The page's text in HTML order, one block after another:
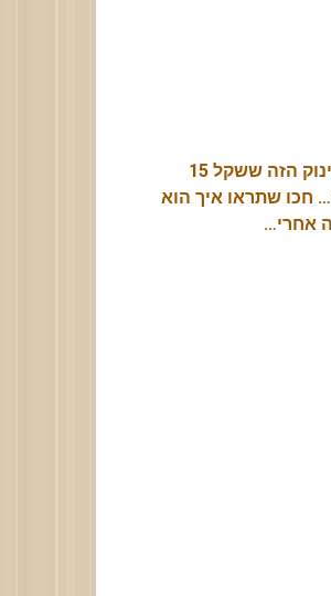
כולם דיברו על התינוק הזה ששקל 15
פאונד בשנת 1983… חכו שתראו איך הוא